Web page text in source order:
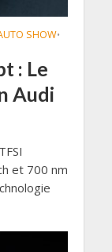
SHOW•
: Le
Audi
et 700 nm